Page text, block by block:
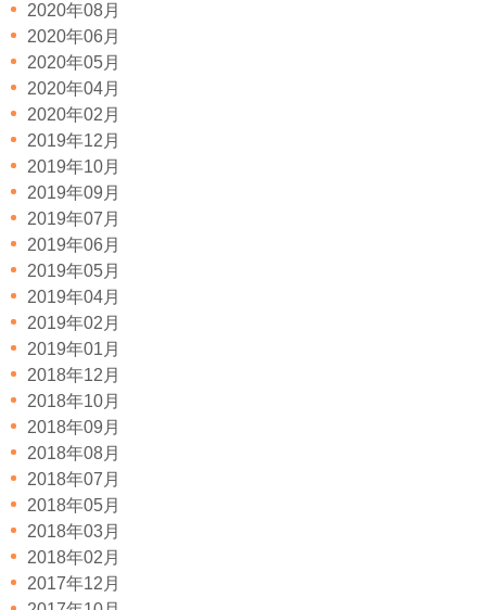
2020年08月
2020年06月
2020年05月
2020年04月
2020年02月
2019年12月
2019年10月
2019年09月
2019年07月
2019年06月
2019年05月
2019年04月
2019年02月
2019年01月
2018年12月
2018年10月
2018年09月
2018年08月
2018年07月
2018年05月
2018年03月
2018年02月
2017年12月